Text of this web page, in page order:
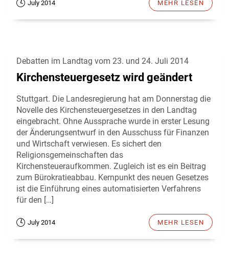
July 2014 MEHR LESEN
Debatten im Landtag vom 23. und 24. Juli 2014
Kirchensteuergesetz wird geändert
Stuttgart. Die Landesregierung hat am Donnerstag die
Novelle des Kirchensteuergesetzes in den Landtag
eingebracht. Ohne Aussprache wurde in erster Lesung
der Änderungsentwurf in den Ausschuss für Finanzen
und Wirtschaft verwiesen. Es sichert den
Religionsgemeinschaften das
Kirchensteueraufkommen. Zugleich ist es ein Beitrag
zum Bürokratieabbau. Kernpunkt des neuen Gesetzes
ist die Einführung eines automatisierten Verfahrens
für den […]
July 2014 MEHR LESEN